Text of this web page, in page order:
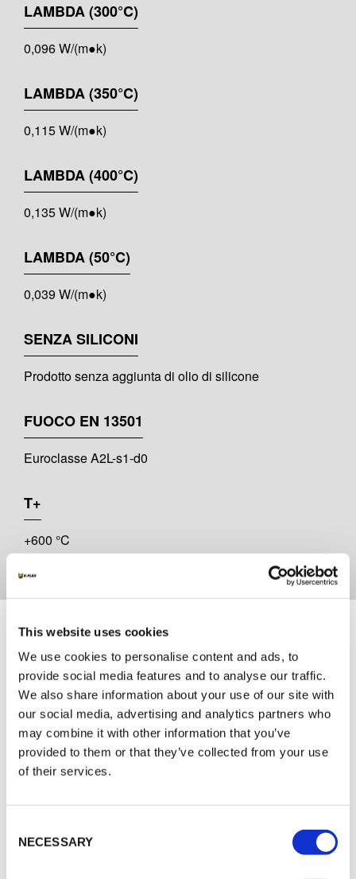
This website uses cookies
We use cookies to personalise content and ads, to
provide social media features and to analyse our traffic.
We also share information about your use of our site with
our social media, advertising and analytics partners who
may combine it with other information that you’ve
provided to them or that they’ve collected from your use
of their services.
Selection
NECESSARY
LAMBDA (300°C)
0,096 W/(m●k)
LAMBDA (350°C)
0,115 W/(m●k)
LAMBDA (400°C)
0,135 W/(m●k)
LAMBDA (50°C)
0,039 W/(m●k)
SENZA SILICONI
Prodotto senza aggiunta di olio di silicone
FUOCO EN 13501
Euroclasse A2L-s1-d0
T+
+600 °C
DOCUMENTAZIONE TECNICA
ITA_DOP K-FLEX K-ROCK ALU - 20-120mm thk
pipe 11160705201-008S
MARKETING
K-FLEX CATALOGO GENERALE